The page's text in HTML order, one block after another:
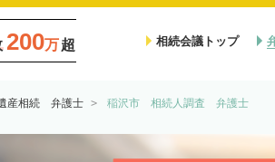
200万超 相続会議トップ
産相続 弁護士 稲沢市 相続人調査 弁護士